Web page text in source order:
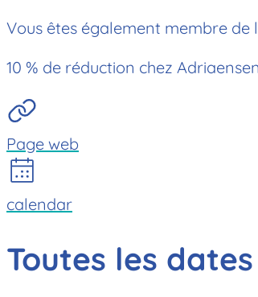
Vous êtes également membre
10 % de réduction chez
Page web
calendar
Toutes les dates